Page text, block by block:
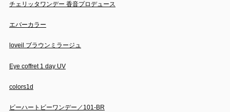
チェリッタワンデー 香音プロデュース
エバーカラー
loveil ブラウンミラージュ
Eye coffret 1 day UV
colors1d
ビーハートビーワンデー／101-BR